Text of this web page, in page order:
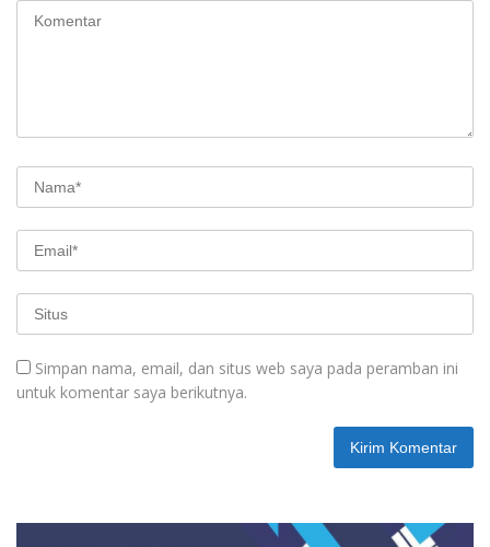
Simpan nama, email, dan situs web saya pada peramban ini
untuk komentar saya berikutnya.